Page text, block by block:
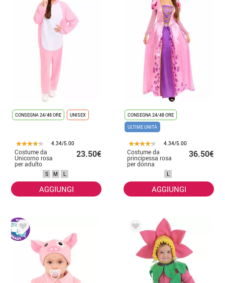
CONSEGNA 24/48 ORE UNISEX
4.34/5.00
Costume da
Unicorno rosa
per adulto
23.50€
S M L
AGGIUNGI
CONSEGNA 24/48 ORE
ULTIME UNITÀ
4.34/5.00
Costume da
principessa rosa
per donna
36.50€
L
AGGIUNGI